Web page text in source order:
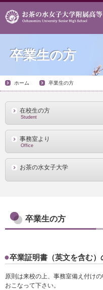
卒業生の方
ホーム 卒業生の方
在校生の方
Student
事務室より
Office
お茶の水女子大学
卒業生の方
卒業証明書（英文を含む）
原則は来校の上、事務室備え付け
おこなって下さい。